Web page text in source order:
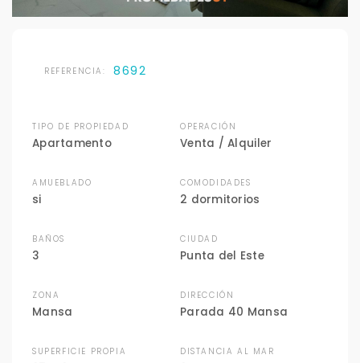
REFERENCIA: 8692
TIPO DE PROPIEDAD
Apartamento
OPERACIÓN
Venta / Alquiler
AMUEBLADO
si
COMODIDADES
2 dormitorios
BAÑOS
3
CIUDAD
Punta del Este
ZONA
Mansa
DIRECCIÓN
Parada 40 Mansa
SUPERFICIE PROPIA DISTANCIA AL MAR